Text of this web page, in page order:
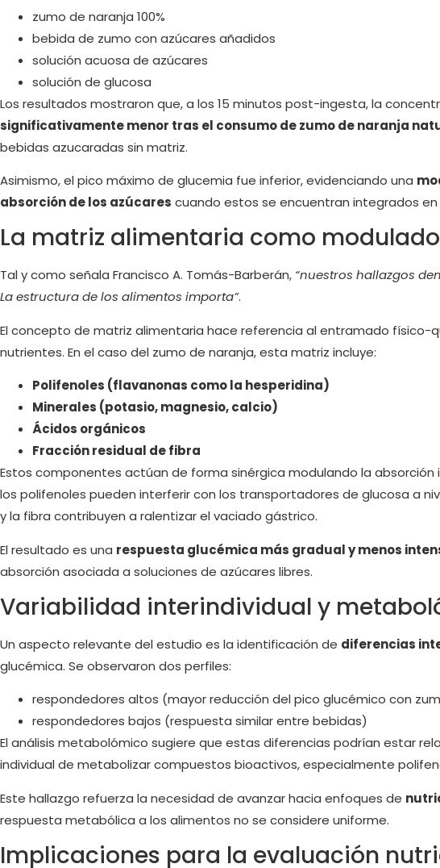
zumo de naranja 100%
bebida de zumo con azúcares añadidos
solución acuosa de azúcares
solución de glucosa
Los resultados mostraron que, a los 15 minutos post-ingesta, la
significativamente menor tras el consumo de zumo de naranja
bebidas azucaradas sin matriz.
Asimismo, el pico máximo de glucemia fue inferior, evidenciando una
absorción de los azúcares cuando estos se encuentran integrados
La matriz alimentaria como
Tal y como señala Francisco A. Tomás-Barberán, “nuestros hallazgos
La estructura de los alimentos importa”.
El concepto de matriz alimentaria hace referencia al entramado físico-
nutrientes. En el caso del zumo de naranja, esta matriz incluye:
Polifenoles (flavanonas como la hesperidina)
Minerales (potasio, magnesio, calcio)
Ácidos orgánicos
Fracción residual de fibra
Estos componentes actúan de forma sinérgica modulando la absorción
los polifenoles pueden interferir con los transportadores de glucosa a
y la fibra contribuyen a ralentizar el vaciado gástrico.
El resultado es una respuesta glucémica más gradual y menos
absorción asociada a soluciones de azúcares libres.
Variabilidad interindividual y
Un aspecto relevante del estudio es la identificación de diferencias
glucémica. Se observaron dos perfiles:
respondedores altos (mayor reducción del pico glucémico con
respondedores bajos (respuesta similar entre bebidas)
El análisis metabolómico sugiere que estas diferencias podrían estar
individual de metabolizar compuestos bioactivos, especialmente
Este hallazgo refuerza la necesidad de avanzar hacia enfoques de
respuesta metabólica a los alimentos no se considere uniforme.
Implicaciones para la evaluación